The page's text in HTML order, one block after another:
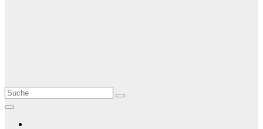
Le Matin
AGENCE DE PRESSE